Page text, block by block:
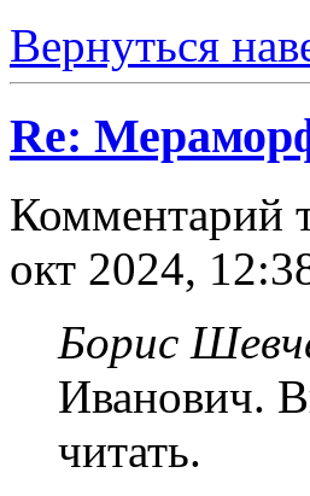
Вернуться
Re:
Комментарий
окт 2024,
Борис
Иванович.
читать.